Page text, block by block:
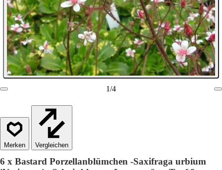
1/4
Vergleichen
6 x Bastard Porzellanblümchen -Saxifraga urbium